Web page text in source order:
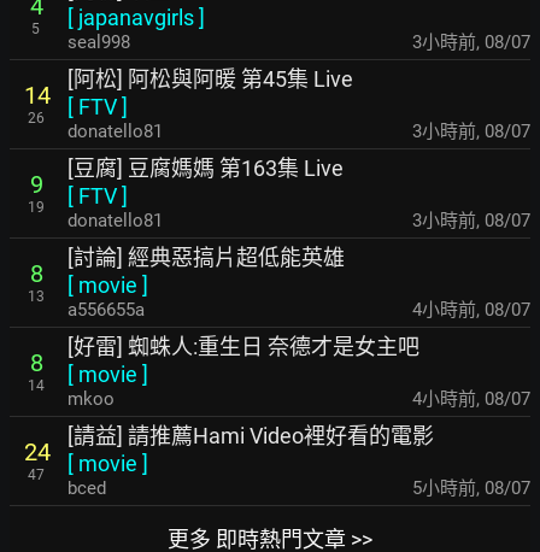
4
5
[ japanavgirls]
seal998 3小時前, 08/07
14
26
[阿松] 阿松與阿暖 第45集 Live
[ FTV]
donatello81 3小時前, 08/07
9
19
[豆腐] 豆腐媽媽 第163集 Live
[ FTV]
donatello81 3小時前, 08/07
8
13
[討論] 經典惡搞片超低能英雄
[ movie ]
a556655a 4小時前, 08/07
8
14
[好雷] 蜘蛛人:重生日 奈德才是女主吧
[ movie ]
mkoo 4小時前, 08/07
24
47
[請益] 請推薦Hami Video裡好看的電影
[ movie ]
bced 5小時前, 08/07
更多 即時熱門文章 >>